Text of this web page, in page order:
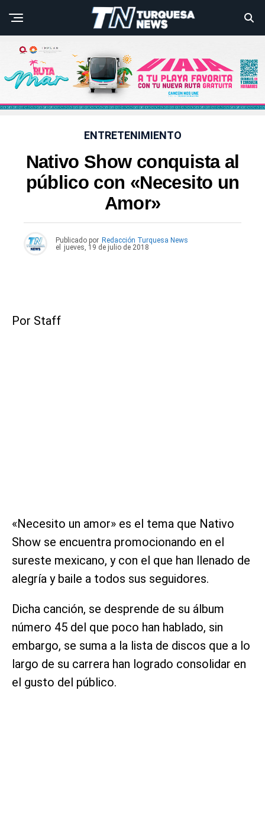
ENTRETENIMIENTO
Nativo Show conquista al
público con «Necesito un
Amor»
Publicado por Redacción Turquesa News
el
jueves, 19 de julio de 2018
Por Staff
«Necesito un amor» es el tema que Nativo
Show se encuentra promocionando en el
sureste mexicano, y con el que han llenado de
alegría y baile a todos sus seguidores.
Dicha canción, se desprende de su álbum
número 45 del que poco han hablado, sin
embargo, se suma a la lista de discos que a lo
largo de su carrera han logrado consolidar en
el gusto del público.